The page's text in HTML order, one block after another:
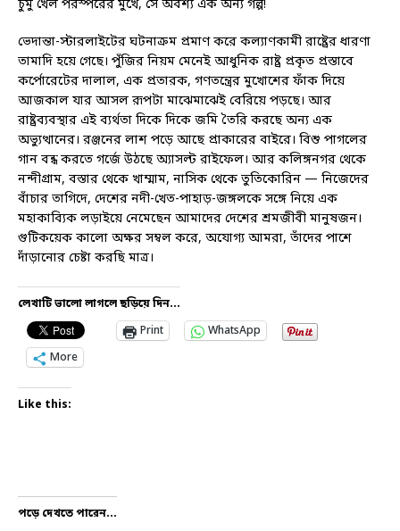
চুমু খেল পরস্পরের মুখে, সে অবশ্য এক অন্য গল্প!
ভেদান্তা-স্টারলাইটের ঘটনাক্রম প্রমাণ করে কল্যাণকামী রাষ্ট্রের ধারণা
তামাদি হয়ে গেছে। পুঁজির নিয়ম মেনেই আধুনিক রাষ্ট্র প্রকৃত প্রস্তাবে
কর্পোরেটের দালাল, এক প্রতারক, গণতন্ত্রের মুখোশের ফাঁক দিয়ে
আজকাল যার আসল রূপটা মাঝেমাঝেই বেরিয়ে পড়ছে। আর
রাষ্ট্রব্যবস্থার এই ব্যর্থতা দিকে দিকে জমি তৈরি করছে অন্য এক
অভ্যুত্থানের। রঞ্জনের লাশ পড়ে আছে প্রাকারের বাইরে। বিশু পাগলের
গান বন্ধ করতে গর্জে উঠছে অ্যাসল্ট রাইফেল। আর কলিঙ্গনগর থেকে
নন্দীগ্রাম, বস্তার থেকে খাম্মাম, নাসিক থেকে তুতিকোরিন — নিজেদের
বাঁচার তাগিদে, দেশের নদী-খেত-পাহাড়-জঙ্গলকে সঙ্গে নিয়ে এক
মহাকাব্যিক লড়াইয়ে নেমেছেন আমাদের দেশের শ্রমজীবী মানুষজন।
গুটিকয়েক কালো অক্ষর সম্বল করে, অযোগ্য আমরা, তাঁদের পাশে
দাঁড়ানোর চেষ্টা করছি মাত্র।
লেখাটি ভালো লাগলে ছড়িয়ে দিন...
Print
WhatsApp
More
Like this:
পড়ে দেখতে পারেন...